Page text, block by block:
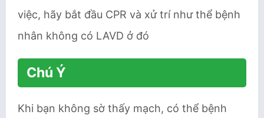
việc, hãy bắt đầu CPR và xử trí như thể bệnh
nhân không có LAVD ở đó
Chú Ý
Khi bạn không sờ thấy mạch, có thể bệnh